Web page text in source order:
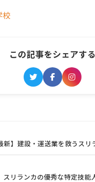
校
この記事をシェアする